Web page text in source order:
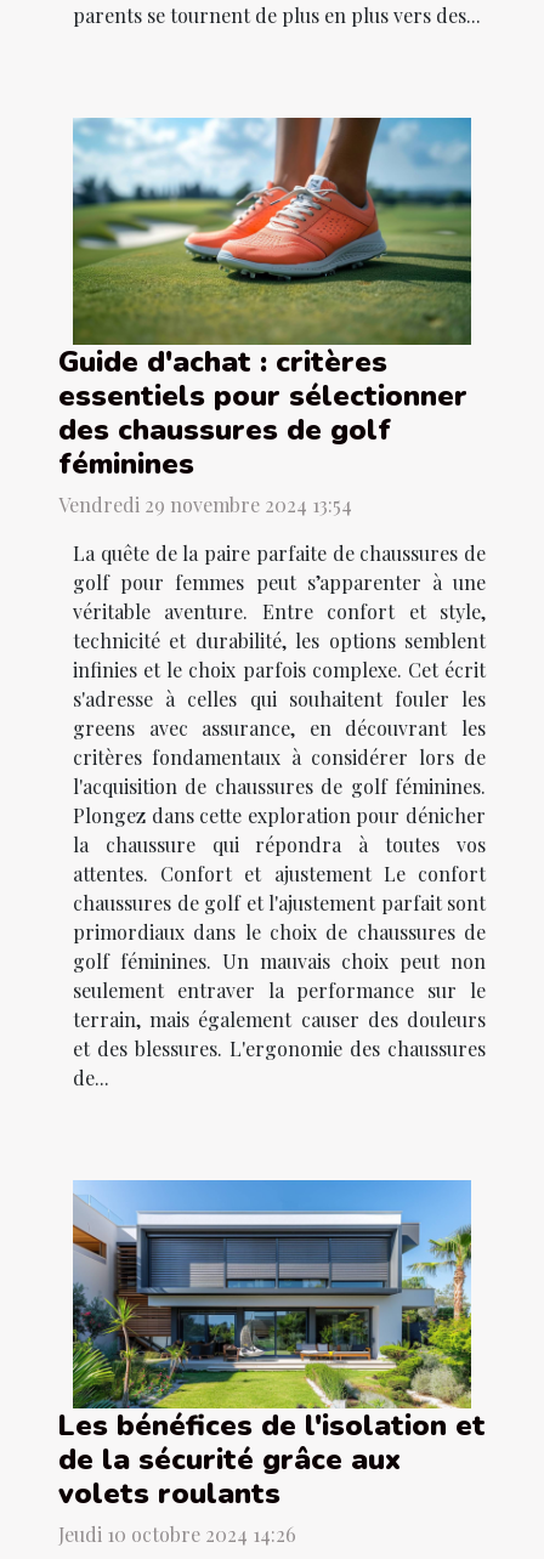
parents se tournent de plus en plus vers des...
Guide d'achat : critères
essentiels pour sélectionner
des chaussures de golf
féminines
Vendredi 29 novembre 2024 13:54
La quête de la paire parfaite de chaussures de
golf pour femmes peut s’apparenter à une
véritable aventure. Entre confort et style,
technicité et durabilité, les options semblent
infinies et le choix parfois complexe. Cet écrit
s'adresse à celles qui souhaitent fouler les
greens avec assurance, en découvrant les
critères fondamentaux à considérer lors de
l'acquisition de chaussures de golf féminines.
Plongez dans cette exploration pour dénicher
la chaussure qui répondra à toutes vos
attentes. Confort et ajustement Le confort
chaussures de golf et l'ajustement parfait sont
primordiaux dans le choix de chaussures de
golf féminines. Un mauvais choix peut non
seulement entraver la performance sur le
terrain, mais également causer des douleurs
et des blessures. L'ergonomie des chaussures
de...
Les bénéfices de l'isolation et
de la sécurité grâce aux
volets roulants
Jeudi 10 octobre 2024 14:26